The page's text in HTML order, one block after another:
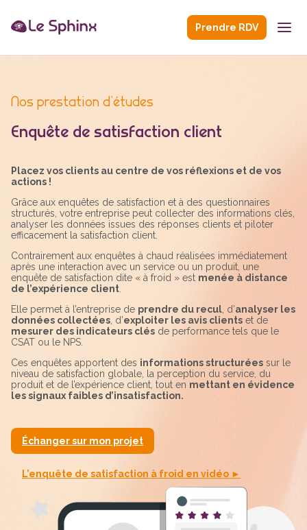
Prendre RDV
Nos prestation d’études
Enquête de satisfaction client
Placez vos clients au centre de vos réflexions et de vos
actions !
Grâce aux enquêtes de satisfaction et à des questionnaires
structurés, votre entreprise peut collecter des informations clés,
analyser les données issues des réponses clients et piloter
efficacement la satisfaction client.
Contrairement aux enquêtes à chaud réalisées immédiatement
après une interaction avec un service ou un produit, une
enquête de satisfaction dite « à froid » est menée à distance
de l’expérience client
Elle permet à l’entreprise de prendre du recul , d’analyser les
données collectées , d’exploiter les avis clients et de
mesurer des indicateurs clés de performance tels que le
CSAT ou le NPS.
Ces enquêtes apportent des informations structurées sur le
niveau de satisfaction globale, la perception du service, du
produit et de l’expérience client, tout en mettant en évidence
les signaux faibles d’insatisfaction.
Échanger sur mon projet
L’enquête de satisfaction à froid en vidéo ►